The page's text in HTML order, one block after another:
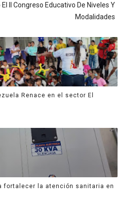
II Congreso Educativo De Niveles Y
Modalidades
Renace en el sector El
fortalecer la atención sanitaria en